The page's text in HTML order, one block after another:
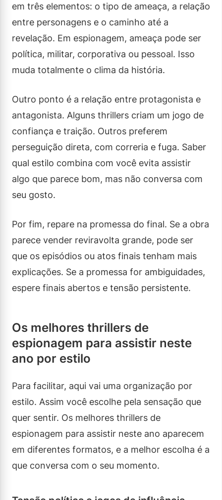
em três elementos: o tipo de ameaça, a relação
entre personagens e o caminho até a
revelação. Em espionagem, ameaça pode ser
política, militar, corporativa ou pessoal. Isso
muda totalmente o clima da história.
Outro ponto é a relação entre protagonista e
antagonista. Alguns thrillers criam um jogo de
confiança e traição. Outros preferem
perseguição direta, com correria e fuga. Saber
qual estilo combina com você evita assistir
algo que parece bom, mas não conversa com
seu gosto.
Por fim, repare na promessa do final. Se a obra
parece vender reviravolta grande, pode ser
que os episódios ou atos finais tenham mais
explicações. Se a promessa for ambiguidades,
espere finais abertos e tensão persistente.
Os melhores thrillers de
espionagem para assistir neste
ano por estilo
Para facilitar, aqui vai uma organização por
estilo. Assim você escolhe pela sensação que
quer sentir. Os melhores thrillers de
espionagem para assistir neste ano aparecem
em diferentes formatos, e a melhor escolha é a
que conversa com o seu momento.